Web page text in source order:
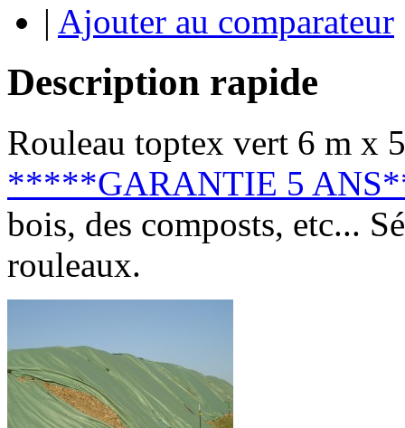
| Ajouter au comparateur
Description rapide
Rouleau toptex vert 6 m x
*****GARANTIE 5
bois, des composts, etc...
rouleaux.